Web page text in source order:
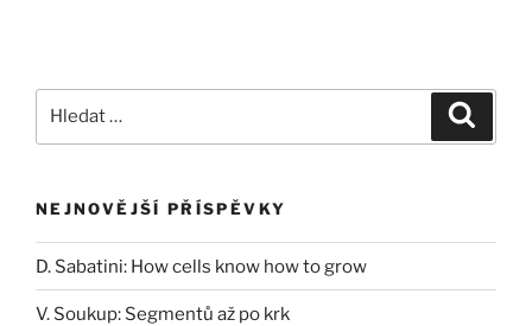
NEJNOVĚJŠÍ PŘÍSPĚVKY
D. Sabatini: How cells know how to grow
V. Soukup: Segmentů až po krk